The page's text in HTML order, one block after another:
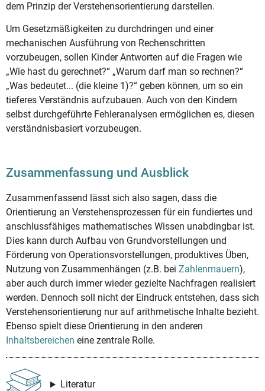
dem Prinzip der Verstehensorientierung darstellen.
Um Gesetzmäßigkeiten zu durchdringen und einer
mechanischen Ausführung von Rechenschritten
vorzubeugen, sollen Kinder Antworten auf die Fragen wie
„Wie hast du gerechnet?“ „Warum darf man so rechnen?“
„Was bedeutet... (die kleine 1)?“ geben können, um so ein
tieferes Verständnis aufzubauen. Auch von den Kindern
selbst durchgeführte Fehleranalysen ermöglichen es, diesen
verständnisbasiert vorzubeugen.
Zusammenfassung und Ausblick
Zusammenfassend lässt sich also sagen, dass die
Orientierung an Verstehensprozessen für ein fundiertes und
anschlussfähiges mathematisches Wissen unabdingbar ist.
Dies kann durch Aufbau von Grundvorstellungen und
Förderung von Operationsvorstellungen, produktives Üben,
Nutzung von Zusammenhängen (z.B. bei Zahlenmauern),
aber auch durch immer wieder gezielte Nachfragen realisiert
werden. Dennoch soll nicht der Eindruck entstehen, dass sich
Verstehensorientierung nur auf arithmetische Inhalte bezieht.
Ebenso spielt diese Orientierung in den anderen
Inhaltsbereichen eine zentrale Rolle.
Literatur